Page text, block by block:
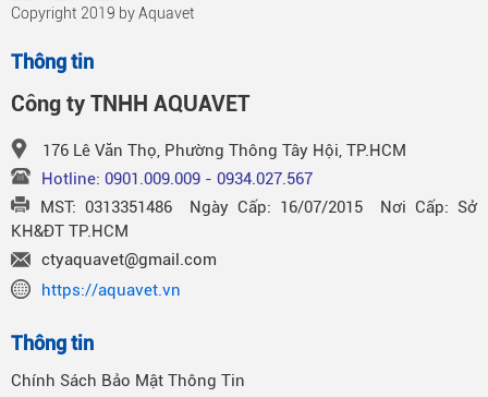
Copyright 2019 by Aquavet
Thông tin
Công ty TNHH AQUAVET
176 Lê Văn Thọ, Phường Thông Tây Hội, TP.HCM
Hotline: 0901.009.009 - 0934.027.567
MST: 0313351486 Ngày Cấp: 16/07/2015 Nơi Cấp: Sở
KH&ĐT TP.HCM
ctyaquavet@gmail.com
https://aquavet.vn
Thông tin
Chính Sách Bảo Mật Thông Tin